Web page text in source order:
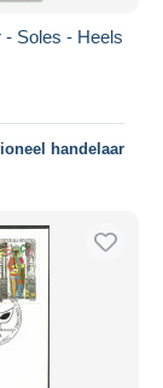
- Soles - Heels
handelaar